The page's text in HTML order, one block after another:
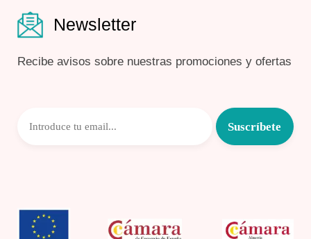
Newsletter
Recibe avisos sobre nuestras promociones y ofertas